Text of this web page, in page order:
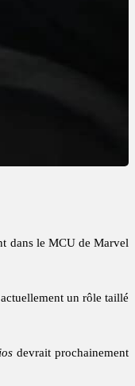
dans le MCU de Marvel
un rôle taillé
devrait prochainement